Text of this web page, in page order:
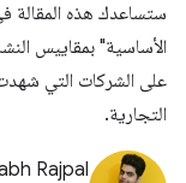
ستساعدك هذه المقالة
الأساسية" بمقاييس
على الشركات التي شهدت
التجارية.
Rajpal